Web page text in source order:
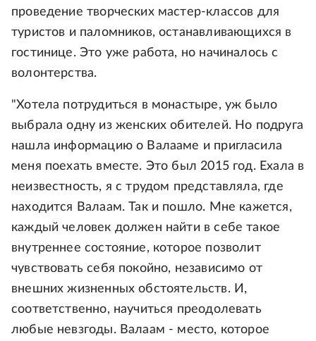
проведение творческих мастер-классов для
туристов и паломников, останавливающихся в
гостинице. Это уже работа, но начиналось с
волонтерства.
"Хотела потрудиться в монастыре, уж было
выбрала одну из женских обителей. Но подруга
нашла информацию о Валааме и пригласила
меня поехать вместе. Это был 2015 год. Ехала в
неизвестность, я с трудом представляла, где
находится Валаам. Так и пошло. Мне кажется,
каждый человек должен найти в себе такое
внутреннее состояние, которое позволит
чувствовать себя покойно, независимо от
внешних жизненных обстоятельств. И,
соответственно, научиться преодолевать
любые невзгоды. Валаам - место, которое